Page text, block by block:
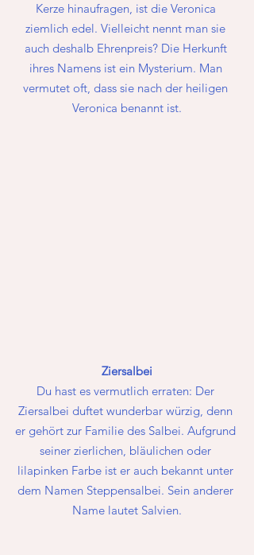
Kerze hinaufragen, ist die Veronica
ziemlich edel. Vielleicht nennt man sie
auch deshalb Ehrenpreis? Die Herkunft
ihres Namens ist ein Mysterium. Man
vermutet oft, dass sie nach der heiligen
Veronica benannt ist.
Ziersalbei
Du hast es vermutlich erraten: Der
Ziersalbei duftet wunderbar würzig, denn
er gehört zur Familie des Salbei. Aufgrund
seiner zierlichen, bläulichen oder
lilapinken Farbe ist er auch bekannt unter
dem Namen Steppensalbei. Sein anderer
Name lautet Salvien.